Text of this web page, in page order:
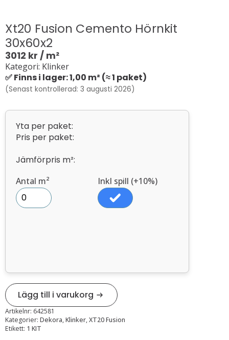
Xt20 Fusion Cemento Hörnkit
30x60x2
3012 kr / m²
Kategori: Klinker
✅ Finns i lager: 1,00 m² (≈ 1 paket)
(Senast kontrollerad: 3 augusti 2026)
Yta per paket:
Pris per paket:
Jämförpris m²:
Antal m² Inkl spill (+10%)
Lägg till i varukorg
Artikelnr: 642581
Kategorier: Dekora,Klinker,XT20 Fusion
Etikett: 1 KIT